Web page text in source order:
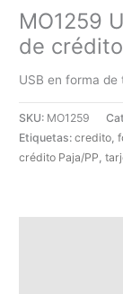
MO1259
de
USB en forma
SKU: MO1259
Etiquetas:credito,
crédito Paja/PP,